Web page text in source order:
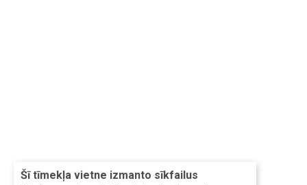
Šī tīmekļa vietne izmanto sīkfailus